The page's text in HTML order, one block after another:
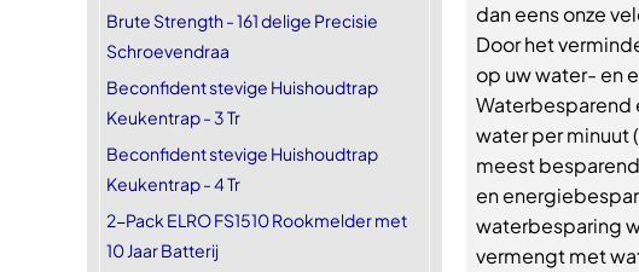
Brute Strength - 161 delige Precisie
Schroevendraa
Beconfident stevige Huishoudtrap
Keukentrap - 3 Tr
Beconfident stevige Huishoudtrap
Keukentrap - 4 Tr
2-Pack ELRO FS1510 Rookmelder met
10 Jaar Batterij
dan eens onze
Door het
op uw water- en
Waterbesparend
water per minuut
meest
en
waterbesparing
vermengt met